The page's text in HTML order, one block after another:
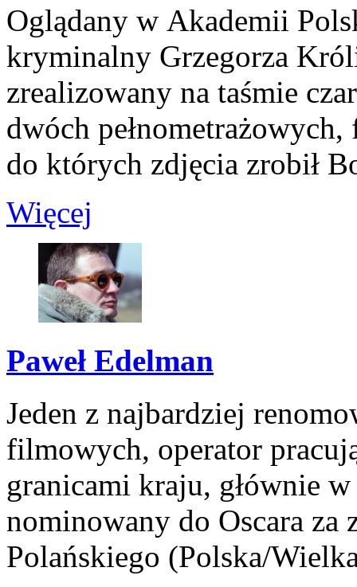
Oglądany w Akademii
kryminalny Grzegorza
zrealizowany na taśmie
dwóch
do których zdjęcia zrobił
Więcej
Paweł Edelman
Jeden z najbardziej
filmowych, operator
granicami kraju, głównie
nominowany do Oscara za
Polańskiego (Polska/